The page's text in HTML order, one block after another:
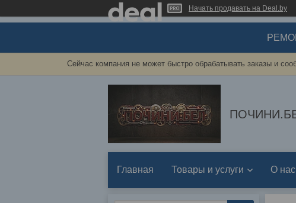
Начать продавать на Deal.by
Сейчас компания не может быстро обрабатывать заказы и
Главная Товары и услуги О нас